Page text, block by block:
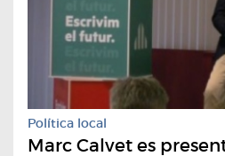
Política local
Marc Calvet es